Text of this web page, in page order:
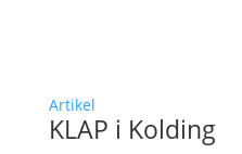
Artikel
KLAP i Kolding